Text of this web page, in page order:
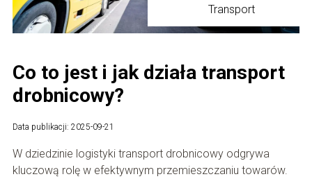
Transport
Co to jest i jak działa transport
drobnicowy?
Data publikacji: 2025-09-21
W dziedzinie logistyki transport drobnicowy odgrywa
kluczową rolę w efektywnym przemieszczaniu towarów.